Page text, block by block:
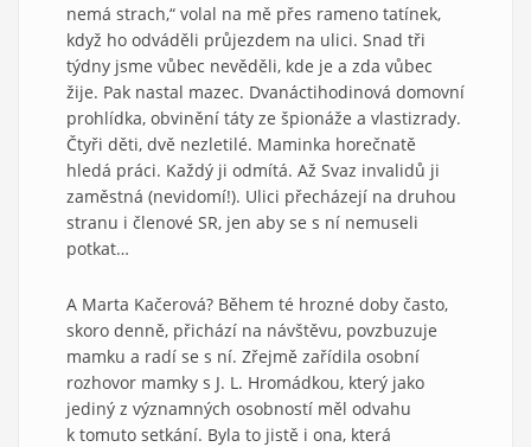
nemá strach,“ volal na mě přes rameno tatínek,
když ho odváděli průjezdem na ulici. Snad tři
týdny jsme vůbec nevěděli, kde je a zda vůbec
žije. Pak nastal mazec. Dvanáctihodinová domovní
prohlídka, obvinění táty ze špionáže a vlastizrady.
Čtyři děti, dvě nezletilé. Maminka horečnatě
hledá práci. Každý ji odmítá. Až Svaz invalidů ji
zaměstná (nevidomí!). Ulici přecházejí na druhou
stranu i členové SR, jen aby se s ní nemuseli
potkat…
A Marta Kačerová? Během té hrozné doby často,
skoro denně, přichází na návštěvu, povzbuzuje
mamku a radí se s ní. Zřejmě zařídila osobní
rozhovor mamky s J. L. Hromádkou, který jako
jediný z významných osobností měl odvahu
k tomuto setkání. Byla to jistě i ona, která